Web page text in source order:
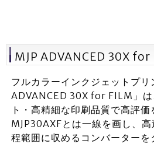
MJP ADVANCED 30X for
フルカラーインクジェットプリ
ADVANCED 30X for FILM」は
ト・高精細な印刷品質で高評価
MJP30AXFとは一線を画し、
程範囲に収めるコンバーター